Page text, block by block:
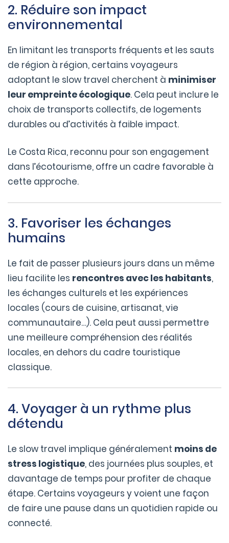
2. Réduire son impact
environnemental
En limitant les transports fréquents et les sauts
de région à région, certains voyageurs
adoptant le slow travel cherchent à minimiser
leur empreinte écologique. Cela peut inclure le
choix de transports collectifs, de logements
durables ou d’activités à faible impact.
Le Costa Rica, reconnu pour son engagement
dans l’écotourisme, offre un cadre favorable à
cette approche.
3. Favoriser les échanges
humains
Le fait de passer plusieurs jours dans un même
lieu facilite les rencontres avec les habitants,
les échanges culturels et les expériences
locales (cours de cuisine, artisanat, vie
communautaire…). Cela peut aussi permettre
une meilleure compréhension des réalités
locales, en dehors du cadre touristique
classique.
4. Voyager à un rythme plus
détendu
Le slow travel implique généralement moins de
stress logistique, des journées plus souples, et
davantage de temps pour profiter de chaque
étape. Certains voyageurs y voient une façon
de faire une pause dans un quotidien rapide ou
connecté.